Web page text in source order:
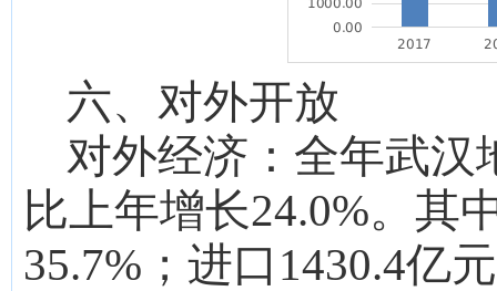
六、对外开放
对外经济： 全年武汉
比上年增长24.0%。 其
35.7%；进口1430.4亿